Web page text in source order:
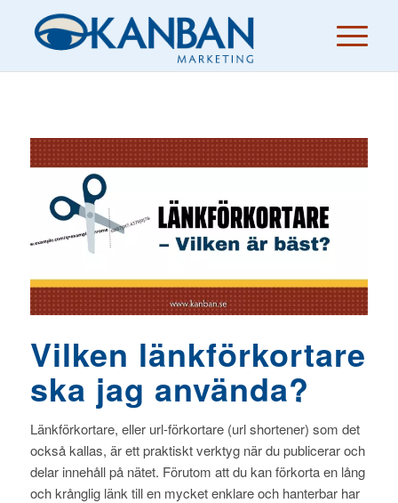
Vilken länkförkortare
ska jag använda?
Länkförkortare, eller url-förkortare (url shortener) som det
också kallas, är ett praktiskt verktyg när du publicerar och
delar innehåll på nätet. Förutom att du kan förkorta en lång
och krånglig länk till en mycket enklare och hanterbar har